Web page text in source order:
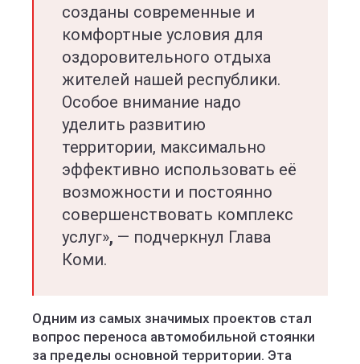
созданы современные и
комфортные условия для
оздоровительного отдыха
жителей нашей республики.
Особое внимание надо
уделить развитию
территории, максимально
эффективно использовать её
возможности и постоянно
совершенствовать комплекс
услуг», — подчеркнул Глава
Коми.
Одним из самых значимых проектов стал
вопрос переноса автомобильной стоянки
за пределы основной территории. Эта